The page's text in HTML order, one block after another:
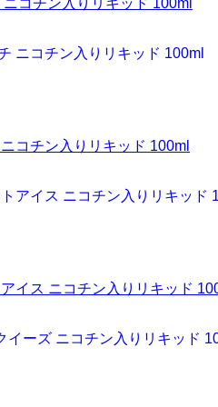
コチン入りリキッド 100ml
コチン入りリキッド 100ml
イス ニコチン入りリキッド